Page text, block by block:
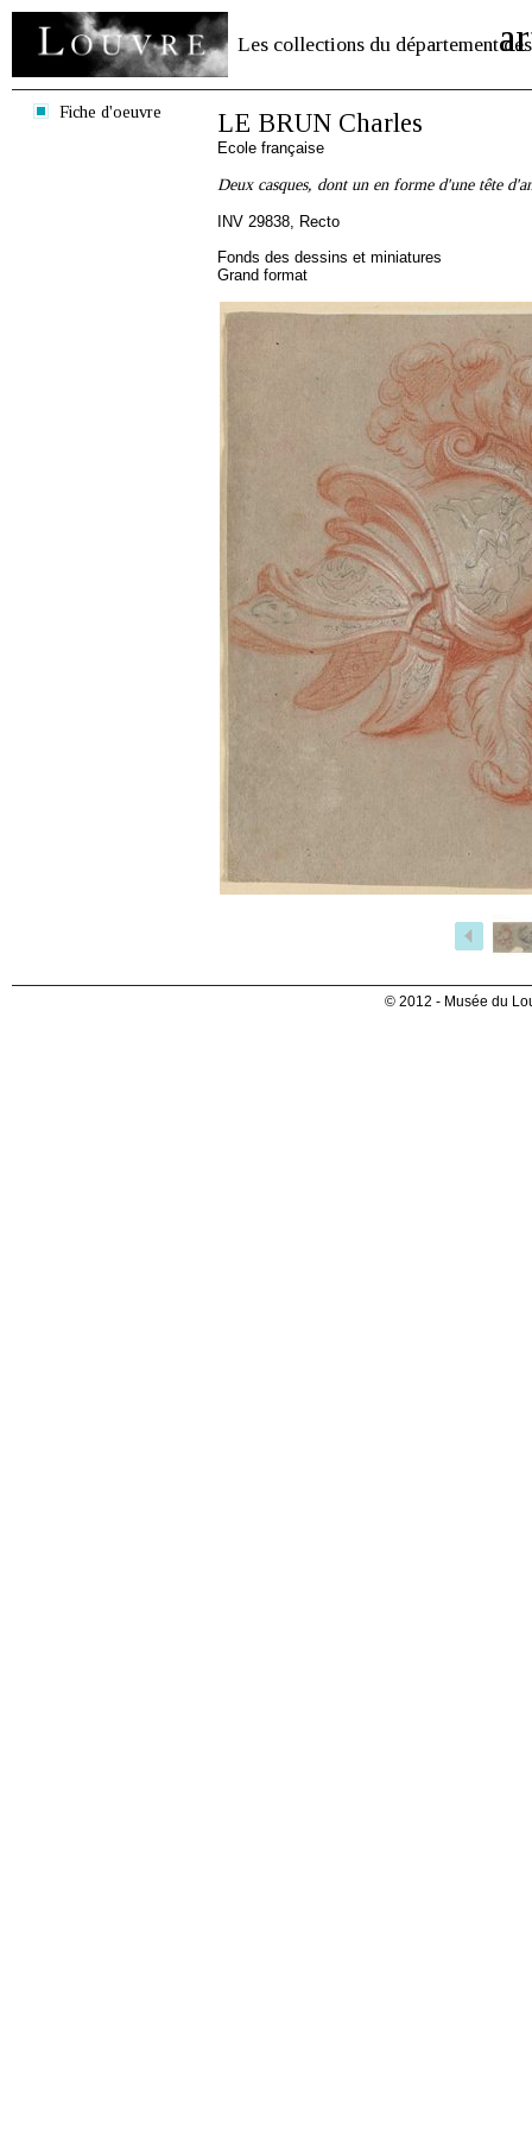
Les collections du département des
Fiche d'oeuvre LE BRUN Charles
Ecole française
Deux casques, dont un en forme d'une tête
INV 29838, Recto
Fonds des dessins et miniatures
Grand format
© 2012 - Musée du